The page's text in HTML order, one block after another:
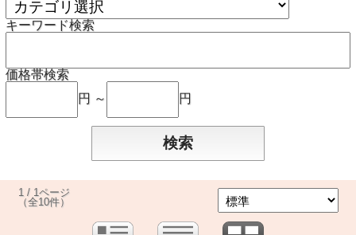
キーワード検索
価格帯検索
円 ～
円
1 / 1ページ
（全10件）